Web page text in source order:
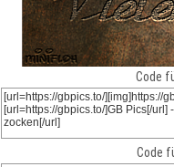
Code
Code